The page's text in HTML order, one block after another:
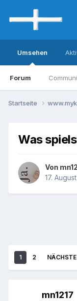
Umsehen
Forum
Startseite
Was
Von
17.
1 2 NÄCHSTE
mn1217